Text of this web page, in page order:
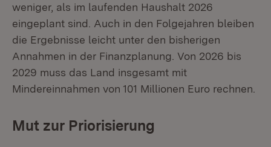
weniger, als im laufenden Haushalt 2026
eingeplant sind. Auch in den Folgejahren bleiben
die Ergebnisse leicht unter den bisherigen
Annahmen in der Finanzplanung. Von 2026 bis
2029 muss das Land insgesamt mit
Mindereinnahmen von 101 Millionen Euro rechnen.
Mut zur Priorisierung